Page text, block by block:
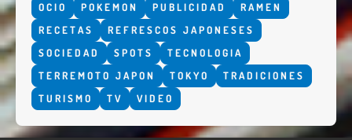
OCIO
POKEMON PUBLICIDAD
RAMEN
RECETAS
REFRESCOS JAPONESES
SOCIEDAD
SPOTS
TECNOLOGIA
TERREMOTO JAPON
TOKYO
TRADICIONES
TURISMO
TV VIDEO